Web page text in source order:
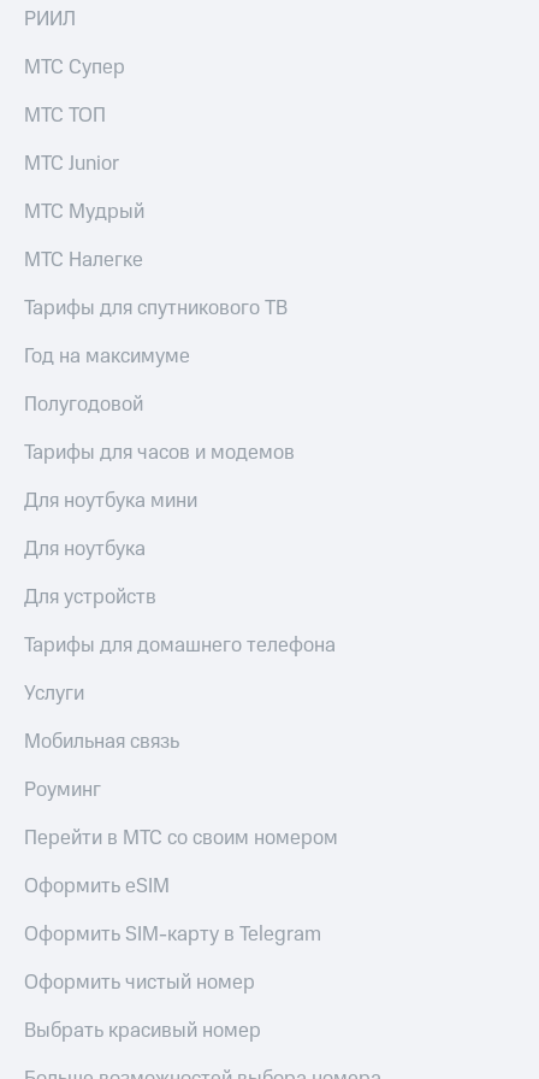
книги
только
Безопасность
Финансы
Детям
и родителям
Здоровье
от МТС
Акции
Приложения
Музыка
КИОН
Гудок
МТС
приложения
Инвестиции
Получайте
онлайн
Страхование
Live
Гудок
Мой
МТС
приложения
Инвестиции
Получайте
онлайн
Страхование
Покупка
полисов
онлайн
на связь
С картой
МТС
деньги
и получайте
доход 15%
Условия
30%
РИИЛ
МТС Супер
МТС ТОП
МТС Junior
МТС Мудрый
МТС Налегке
Тарифы для спутникового ТВ
Год на максимуме
Полугодовой
Тарифы для часов и модемов
Для ноутбука мини
Для ноутбука
Для устройств
Тарифы для домашнего телефона
Услуги
Мобильная связь
Роуминг
Перейти в МТС со своим номером
Оформить eSIM
Оформить SIM-карту в Telegram
Оформить чистый номер
Выбрать красивый номер